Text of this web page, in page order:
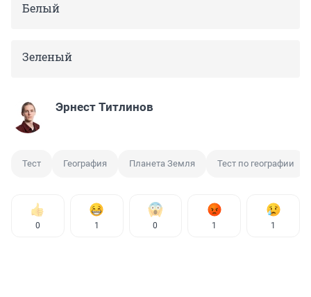
Белый
Зеленый
Эрнест Титлинов
Тест География Планета Земля Тест по географии
0 1 0 1 1